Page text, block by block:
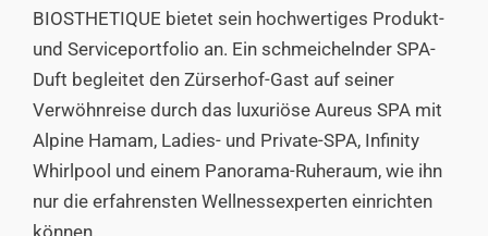
BIOSTHETIQUE bietet sein hochwertiges Produkt-
und Serviceportfolio an. Ein schmeichelnder SPA-
Duft begleitet den Zürserhof-Gast auf seiner
Verwöhnreise durch das luxuriöse Aureus SPA mit
Alpine Hamam, Ladies- und Private-SPA, Infinity
Whirlpool und einem Panorama-Ruheraum, wie ihn
nur die erfahrensten Wellnessexperten einrichten
können.